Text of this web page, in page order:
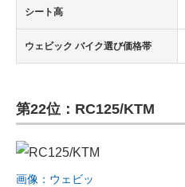
シート高
ウェビック バイク選び価格帯
第22位：RC125/KTM
画像：ウェビッ